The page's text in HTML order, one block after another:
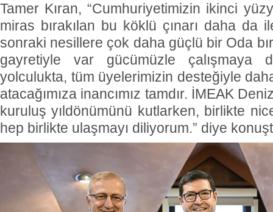
Tamer Kıran, “Cumhuriyetimizin ikinci
miras bırakılan bu köklü çınarı daha da
sonraki nesillere çok daha güçlü bir Oda
gayretiyle var gücümüzle çalışmaya
yolculukta, tüm üyelerimizin desteğiyle
atacağımıza inancımız tamdır. İMEAK
kuruluş yıldönümünü kutlarken, birlikte
hep birlikte ulaşmayı diliyorum.” diye